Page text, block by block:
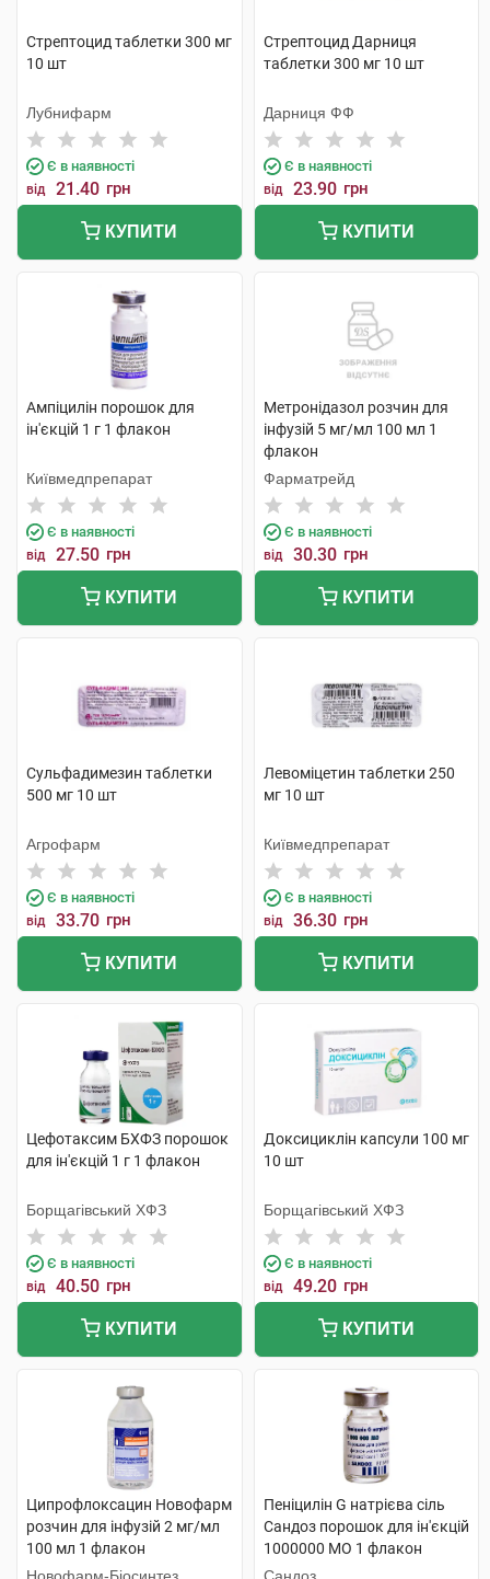
Стрептоцид таблетки 300 мг
10 шт
Лубнифарм
Є в наявності
від 21.40 грн
КУПИТИ
Стрептоцид Дарниця
таблетки 300 мг 10 шт
Дарниця ФФ
Є в наявності
від 23.90 грн
КУПИТИ
Ампіцилін порошок для
ін'єкцій 1 г 1 флакон
Київмедпрепарат
Є в наявності
від 27.50 грн
КУПИТИ
Метронідазол розчин для
інфузій 5 мг/мл 100 мл 1
флакон
Фарматрейд
Є в наявності
від 30.30 грн
КУПИТИ
Сульфадимезин таблетки
500 мг 10 шт
Агрофарм
Є в наявності
від 33.70 грн
КУПИТИ
Левоміцетин таблетки 250
мг 10 шт
Київмедпрепарат
Є в наявності
від 36.30 грн
КУПИТИ
Цефотаксим БХФЗ порошок
для ін'єкцій 1 г 1 флакон
Борщагівський ХФЗ
Є в наявності
від 40.50 грн
КУПИТИ
Доксициклін капсули 100 мг
10 шт
Борщагівський ХФЗ
Є в наявності
від 49.20 грн
КУПИТИ
Ципрофлоксацин Новофарм
розчин для інфузій 2 мг/мл
100 мл 1 флакон
Пеніцилін G натрієва сіль
Сандоз порошок для ін'єкцій
1000000 МО 1 флакон